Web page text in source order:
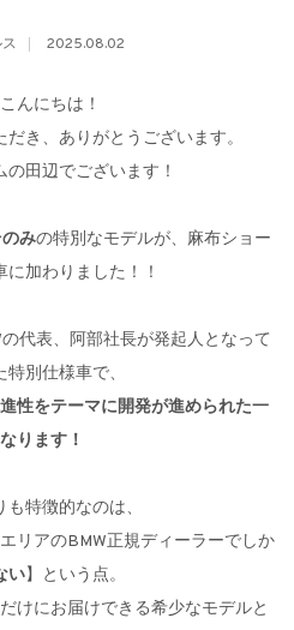
2025.08.02
んにちは！
き、ありがとうございます。
田辺でございます！
みの特別なモデルが、麻布ショー
加わりました！！
代表、阿部社長が発起人となって
別仕様車で、
性をテーマに開発が進められた一
ります！
特徴的なのは、
リアのBMW正規ディーラーでしか
い】という点。
けにお届けできる希少なモデルと